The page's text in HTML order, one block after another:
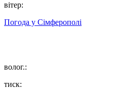
вітер:
Погода у Сімферополі
волог.:
тиск: